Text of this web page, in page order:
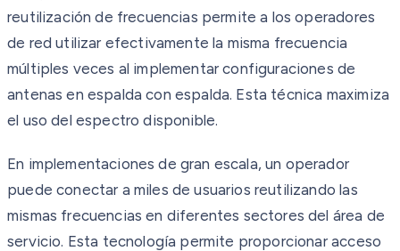
reutilización de frecuencias permite a los operadores
de red utilizar efectivamente la misma frecuencia
múltiples veces al implementar configuraciones de
antenas en espalda con espalda. Esta técnica maximiza
el uso del espectro disponible.
En implementaciones de gran escala, un operador
puede conectar a miles de usuarios reutilizando las
mismas frecuencias en diferentes sectores del área de
servicio. Esta tecnología permite proporcionar acceso